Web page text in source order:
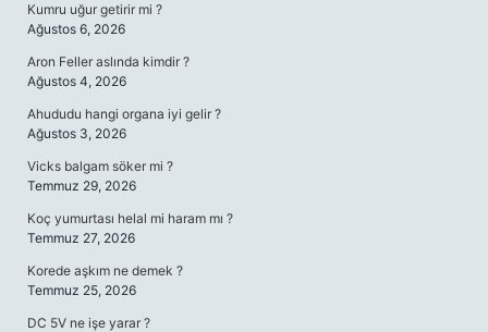
Kumru uğur getirir mi ?
Ağustos 6, 2026
Aron Feller aslında kimdir ?
Ağustos 4, 2026
Ahududu hangi organa iyi gelir ?
Ağustos 3, 2026
Vicks balgam söker mi ?
Temmuz 29, 2026
Koç yumurtası helal mi haram mı ?
Temmuz 27, 2026
Korede aşkım ne demek ?
Temmuz 25, 2026
DC 5V ne işe yarar ?